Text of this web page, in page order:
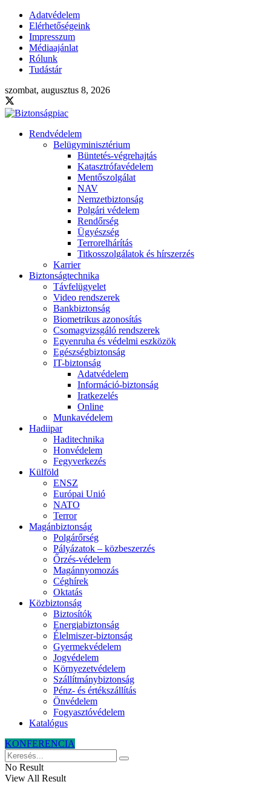
Adatvédelem
Elérhetőségeink
Impresszum
Médiaajánlat
Rólunk
Tudástár
szombat, augusztus 8, 2026
Rendvédelem
Belügyminisztérium
Büntetés-végrehajtás
Katasztrófavédelem
Mentőszolgálat
NAV
Nemzetbiztonság
Polgári védelem
Rendőrség
Ügyészség
Terrorelhárítás
Titkosszolgálatok és hírszerzés
Karrier
Biztonságtechnika
Távfelügyelet
Video rendszerek
Bankbiztonság
Biometrikus azonosítás
Csomagvizsgáló rendszerek
Egyenruha és védelmi eszközök
Egészségbiztonság
IT-biztonság
Adatvédelem
Információ-biztonság
Iratkezelés
Online
Munkavédelem
Hadiipar
Haditechnika
Honvédelem
Fegyverkezés
Külföld
ENSZ
Európai Unió
NATO
Terror
Magánbiztonság
Polgárőrség
Pályázatok – közbeszerzés
Őrzés-védelem
Magánnyomozás
Céghírek
Oktatás
Közbiztonság
Biztosítók
Energiabiztonság
Élelmiszer-biztonság
Gyermekvédelem
Jogvédelem
Környezetvédelem
Szállítmánybiztonság
Pénz- és értékszállítás
Önvédelem
Fogyasztóvédelem
Katalógus
KONFERENCIA
No Result
View All Result